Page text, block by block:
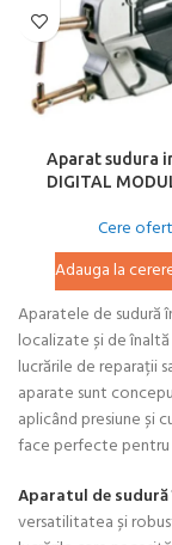
Aparat sudura
DIGITAL
Cere
Adauga la
Aparatele de sudură
localizate și de
lucrările de reparații
aparate sunt
aplicând presiune și
face perfecte pentru
Aparatul de sudură
versatilitatea și